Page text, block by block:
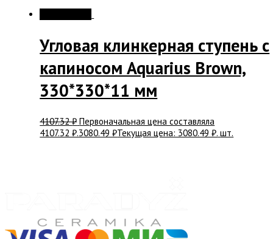
Угловая клинкерная ступень с
капиносом Aquarius Brown,
330*330*11 мм
4107.32₽ Первоначальная цена составляла
4107.32 ₽.3080.49₽Текущая цена: 3080.49 ₽. шт.